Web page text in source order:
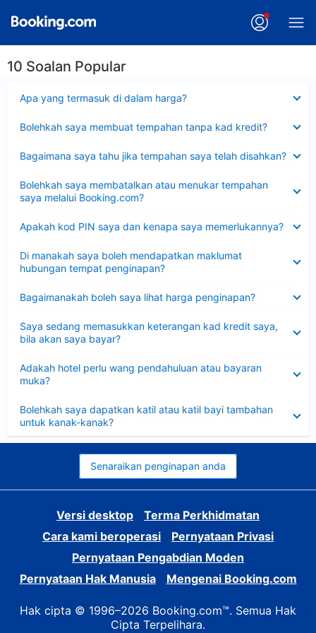
10 Soalan Popular
Apa yang termasuk di dalam harga?
Bolehkah saya membuat tempahan tanpa kad kredit?
Bagaimana saya tahu jika tempahan saya telah disahkan?
Bolehkah saya membatalkan atau menukar tempahan
saya melalui Booking.com?
Apakah kod PIN saya dan kenapa saya memerlukannya?
Di manakah saya boleh mendapatkan maklumat
hubungan tempat penginapan?
Bagaimanakah boleh saya lihat harga penginapan?
Saya sedang memasukkan keterangan kad kredit saya,
bila akan saya bayar?
Adakah hotel perlu wang pendahuluan atau bayaran
muka?
Bolehkah saya dapatkan katil atau katil bayi tambahan
untuk kanak-kanak?
Senaraikan penginapan anda
Versi desktop
Terma Perkhidmatan
Cara kami beroperasi
Pernyataan Privasi
Pernyataan Pengabdian Moden
Pernyataan Hak Manusia
Mengenai Booking.com
Hak cipta © 1996–2026 Booking.com™. Semua Hak
Cipta Terpelihara.